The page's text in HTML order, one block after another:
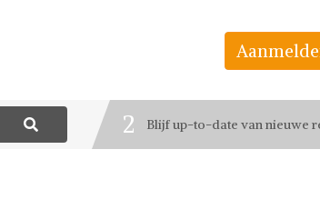
Bestel jouw favoriete looks
2 Blijf up-to-date van nieuwe